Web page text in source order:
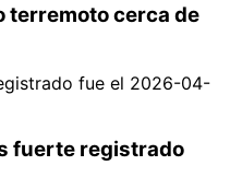
terremoto cerca de
fue el 2026-04-
fuerte registrado